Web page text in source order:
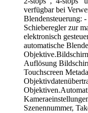
verfügbar bei
Blendensteuerung:
Schieberegler zur
elektronisch
automatische
Auflösung
Touchscreen
Szenennummer,